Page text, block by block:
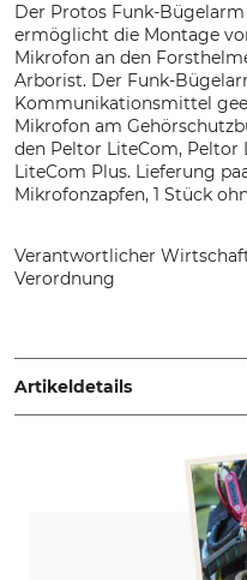
Der Protos Funk-
ermöglicht die Montage
Mikrofon an den
Arborist. Der Funk-
Kommunikationsmittel
Mikrofon am
den Peltor LiteCom, Peltor
LiteCom Plus. Lieferung
Mikrofonzapfen, 1 Stück
Verantwortlicher
Verordnung
www.protos.at
Artikeldetails
für 3M mit Mikrofonzapfen